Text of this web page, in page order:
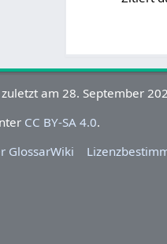
am 28. September
CC BY-SA 4.0.
GlossarWiki